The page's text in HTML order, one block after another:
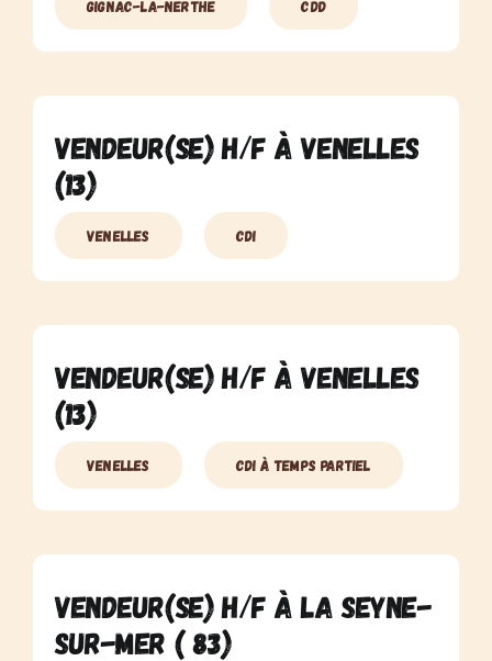
Gignac-La-Nerthe CDD
Vendeur(se) H/F à Venelles
(13)
Venelles CDI
Vendeur(se) H/F à Venelles
(13)
Venelles CDI à temps partiel
Vendeur(se) H/F à La Seyne-
Sur-Mer ( 83)